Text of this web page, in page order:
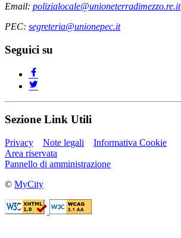
Email: polizialocale@unioneterradimezzo.re.it
PEC: segreteria@unionepec.it
Seguici su
Sezione Link Utili
Privacy Note legali
Informativa Cookie
Area riservata
Pannello di amministrazione
© MyCity